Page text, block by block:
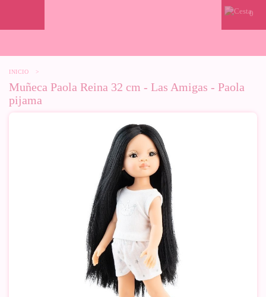
0
INICIO >
Muñeca Paola Reina 32 cm - Las Amigas - Paola
pijama